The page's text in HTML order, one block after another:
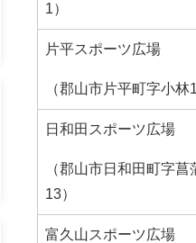
1）
片平スポーツ広場
（郡山市片平町字小林1
日和田スポーツ広場
（郡山市日和田町字菖
13）
富久山スポーツ広場